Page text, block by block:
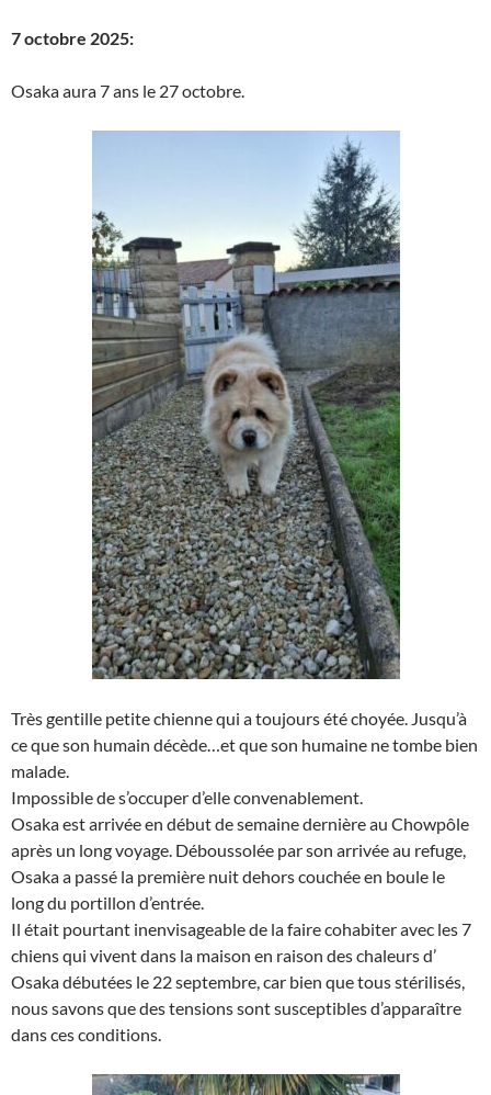
7 octobre 2025:
Osaka aura 7 ans le 27 octobre.
Très gentille petite chienne qui a toujours été choyée. Jusqu’à
ce que son humain décède…et que son humaine ne tombe bien
malade.
Impossible de s’occuper d’elle convenablement.
Osaka est arrivée en début de semaine dernière au Chowpôle
après un long voyage. Déboussolée par son arrivée au refuge,
Osaka a passé la première nuit dehors couchée en boule le
long du portillon d’entrée.
Il était pourtant inenvisageable de la faire cohabiter avec les 7
chiens qui vivent dans la maison en raison des chaleurs d’
Osaka débutées le 22 septembre, car bien que tous stérilisés,
nous savons que des tensions sont susceptibles d’apparaître
dans ces conditions.